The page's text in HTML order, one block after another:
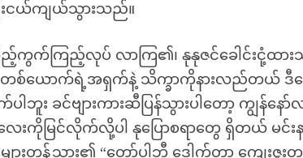
ယ်ကျယ်သွားသည်။
ကွက်ကြည့်လုပ် လာကြ၏၊ နုနုဇင်ခေါင်းငုံ့ထားသ
တစ်ယောက်ရဲ့အရှက်နဲ့ သိက္ခာကိုနားလည်တယ် ဒီလ
ဘူး ခင်ဗျားကားဆီပြန်သွားပါတော့ ကျွန်န
င်လေးကိုမြင်လိုက်လို့ပါ နုပြောစရာတွေ ရှိတယ်
ားတန့်သွား၏ “တော်ပါဘီ ဒေါက်တာ ကျေးဇူး